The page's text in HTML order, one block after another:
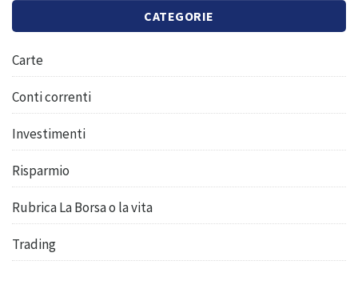
CATEGORIE
Carte
Conti correnti
Investimenti
Risparmio
Rubrica La Borsa o la vita
Trading